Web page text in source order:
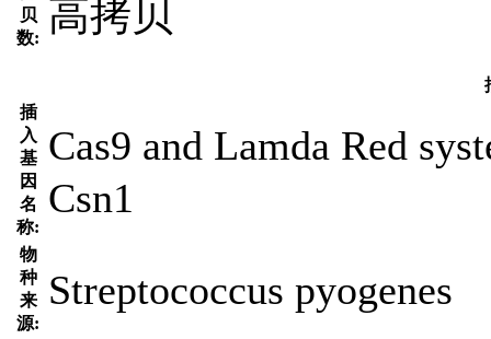
贝
数: 高拷贝
插
入
基
因
名
称:
Cas9 and Lamda Red
Csn1
物
种
来
源:
Streptococcus pyogenes